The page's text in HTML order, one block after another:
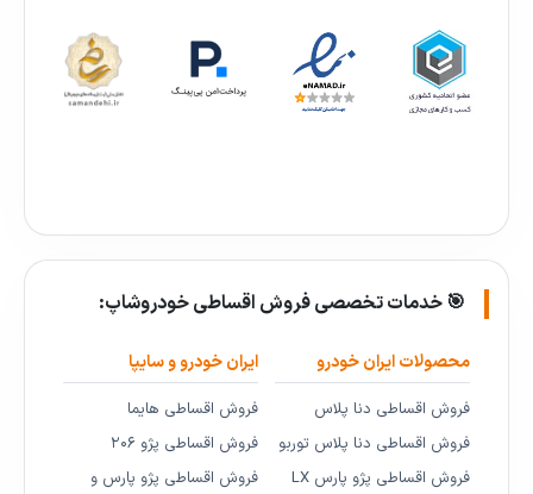
🎯 خدمات تخصصی فروش اقساطی خودروشاپ:
محصولات ایران خودرو
فروش اقساطی دنا پلاس
فروش اقساطی دنا پلاس توربو
فروش اقساطی پژو پارس LX
ایران خودرو و سایپا
فروش اقساطی هایما
فروش اقساطی پژو ۲۰۶
فروش اقساطی پژو پارس و